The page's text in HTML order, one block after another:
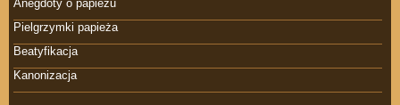
Anegdoty o papieżu
Pielgrzymki papieża
Beatyfikacja
Kanonizacja